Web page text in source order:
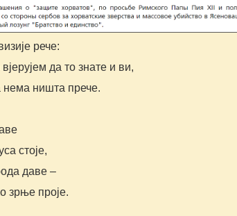
рече:
да то знате и ви,
нема ништа прече.
стоје,
даве –
зрње проје.